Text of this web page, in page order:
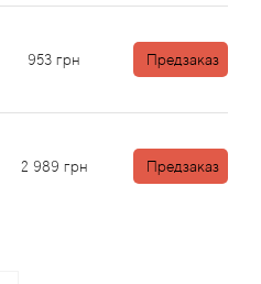
953 грн Предзаказ
2 989 грн Предзаказ